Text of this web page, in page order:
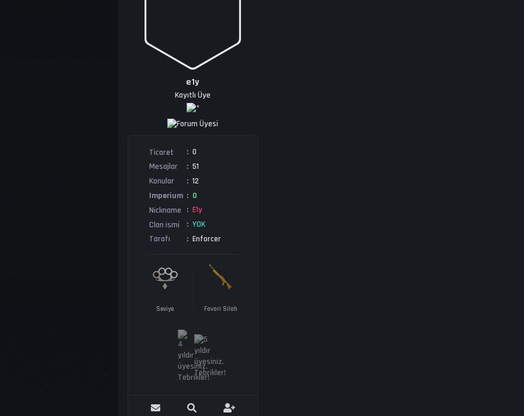
e1y
Kayıtlı Üye
Ticaret
0
Mesajlar
51
Konular
12
Imperium
0
Nickname
E1y
Clan ismi
YOK
Tarafı
Enforcer
Seviye Favori Silah